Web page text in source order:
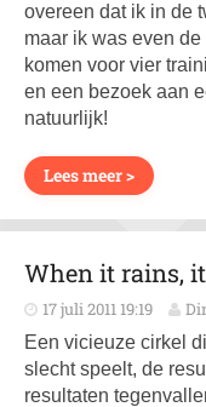
overeen dat ik in de
maar ik was even
komen voor vier
en een bezoek aan
natuurlijk!
Lees meer >
When it rains,
17 juli 2011 19:19
Een vicieuze cirkel
slecht speelt, de
resultaten